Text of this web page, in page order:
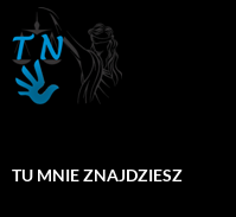
TU MNIE ZNAJDZIESZ